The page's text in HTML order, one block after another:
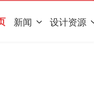
新闻 设计资源